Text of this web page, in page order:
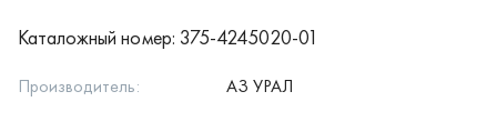
Каталожный номер: 375-4245020-01
Производитель: АЗ УРАЛ